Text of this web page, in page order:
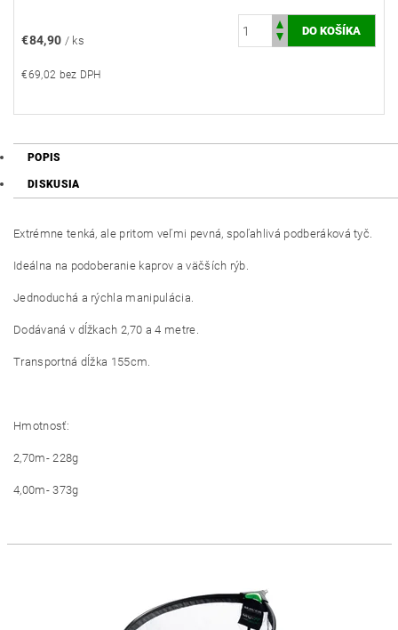
€84,90 / ks
€69,02 bez DPH
POPIS
DISKUSIA
Extrémne tenká, ale pritom veľmi pevná, spoľahlivá podberáková tyč.
Ideálna na podoberanie kaprov a väčších rýb.
Jednoduchá a rýchla manipulácia.
Dodávaná v dĺžkach 2,70 a 4 metre.
Transportná dĺžka 155cm.
Hmotnosť:
2,70m- 228g
4,00m- 373g